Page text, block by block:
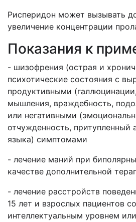
Рисперидон может вызывать
увеличение концентрации
Показания к
- шизофрения (острая и
психотические состояния с
продуктивными
мышления, враждебность,
или негативными
отчужденность, притупленный
языка) симптомами
- лечение маний при
качестве дополнительной
- лечение расстройств
15 лет и взрослых пациентов
интеллектуальным уровнем